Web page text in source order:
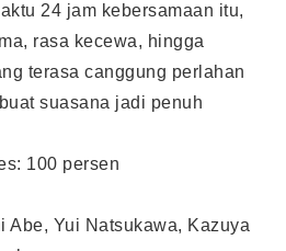
24 jam kebersamaan itu,
rasa kecewa, hingga
terasa canggung perlahan
suasana jadi penuh
100 persen
Abe, Yui Natsukawa, Kazuya